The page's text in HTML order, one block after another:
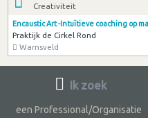
Creativiteit
Encaustic Art -Intuïtieve coaching op
Praktijk de Cirkel Rond
Warnsveld
Ik zoek
een Professional/Organisatie